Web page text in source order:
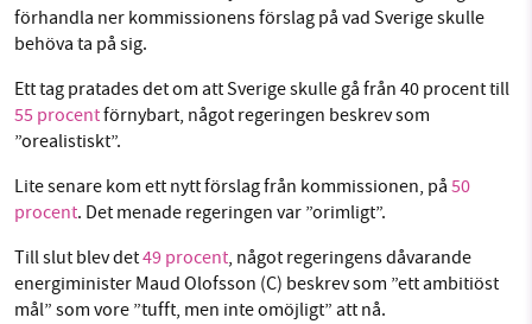
förhandla ner kommissionens förslag på vad Sverige skulle
behöva ta på sig.
Ett tag pratades det om att Sverige skulle gå från 40 procent till
55 procentförnybart, något regeringen beskrev som
”orealistiskt”.
Lite senare kom ett nytt förslag från kommissionen, på 50
procent. Det menade regeringen var ”orimligt”.
Till slut blev det49 procent, något regeringens dåvarande
energiminister Maud Olofsson (C) beskrev som ”ett ambitiöst
mål” som vore ”tufft, men inte omöjligt” att nå.
starten 2010 har vår ideella redaktion drivit
miljödebatten framåt genom
utveckla vårt arbete – och vi hoppas att du
vill hjälpa oss.
Stötta vårt arbete genom att swisha en slant till
Läs vad vi vill göra